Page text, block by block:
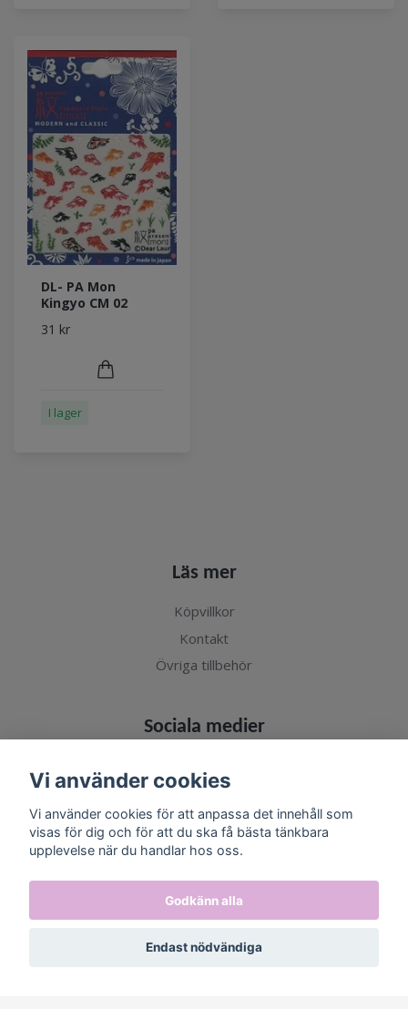
DL- PA Mon
Kingyo CM 02
31 kr
I lager
Läs mer
Köpvillkor
Kontakt
Övriga tillbehör
Sociala medier
Prenumerera på vårt nyhetsbrev
Vi använder cookies
Vi använder cookies för att anpassa det innehåll som
visas för dig och för att du ska få bästa tänkbara
upplevelse när du handlar hos oss.
Godkänn alla
Endast nödvändiga